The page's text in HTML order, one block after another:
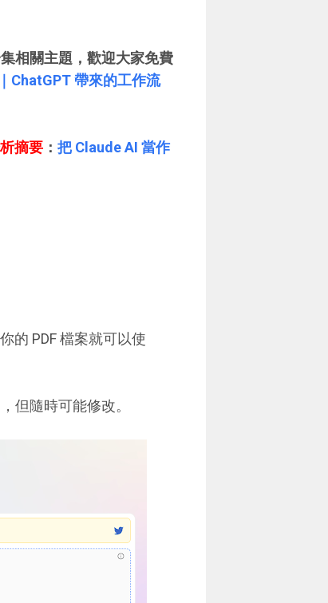
相關主題，歡迎大家免費
ChatGPT 帶來的工作流
摘要 ： 把 Claude AI 當作
的 PDF 檔案就可以使
但隨時可能修改。